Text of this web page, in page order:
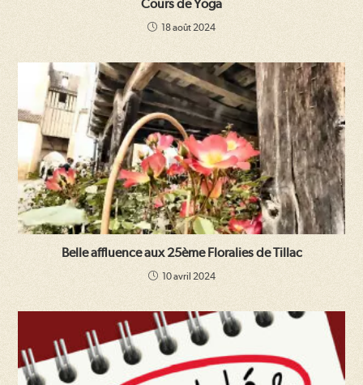
Cours de Yoga
18 août 2024
Belle affluence aux 25ème Floralies de Tillac
10 avril 2024